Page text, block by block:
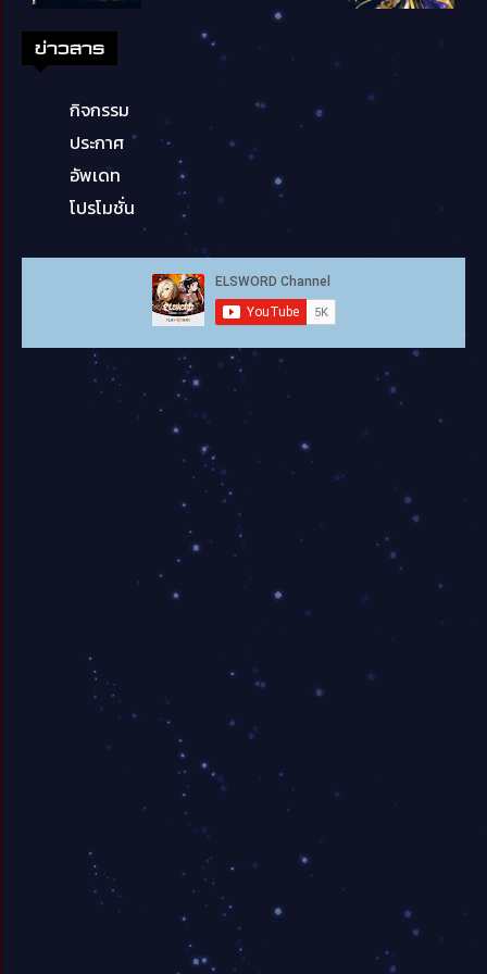
ข่าวสาร
กิจกรรม
ประกาศ
อัพเดท
โปรโมชั่น